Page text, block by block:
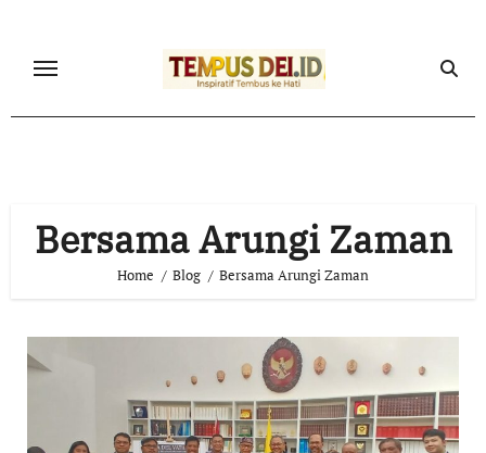
content
Bersama Arungi Zaman
Home Blog Bersama Arungi Zaman